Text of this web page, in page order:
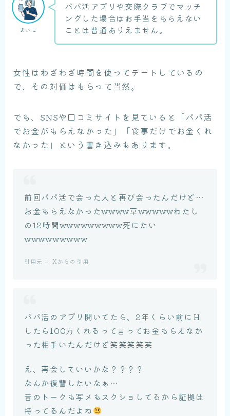
まいこ
パパ活アプリや交際クラブでマッチ
ングした場合はお手当をもらえない
ことは普通ありえません。
女性はわざわざ時間を使ってデートしているの
で、その対価はもらって当然。
でも、SNSや口コミサイトを見ていると「パパ活
でお金がもらえなかった」「食事だけでお金くれ
なかった」という書き込みもあります。
前回パパ活で会った人と再び会ったんだけど…
お金もらえなかったwwww草wwwwwわたし
の12時間wwwwwwwww死にたい
wwwwwwwww
Xからの引用
パパ活のアプリ開いてたら、2年くらい前にＨ
したら100万くれるって言ってお金もらえなか
った相手いたんだけど笑笑笑笑笑
え、再会していいかな？？？？
なんか復讐したいなぁ…
昔のトークも写メもスクショしてるから証拠は
持ってるんだよね